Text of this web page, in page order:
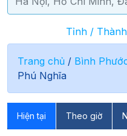
Tỉnh /
Trang chủ / Bình
Phú Nghĩa
Hiện tại Theo giờ